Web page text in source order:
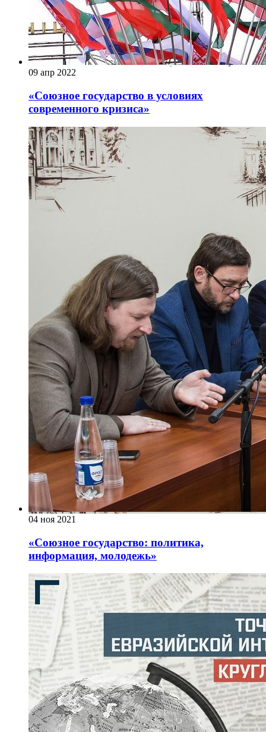
09 апр 2022
«Союзное государство в условиях
современного кризиса»
04 ноя 2021
«Союзное государство: политика,
информация, молодежь»